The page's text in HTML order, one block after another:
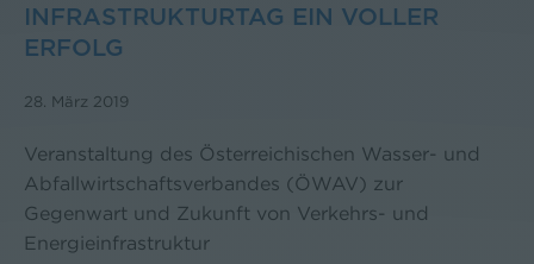
INFRASTRUKTURTAG EIN VOLLER
ERFOLG
28. März 2019
Veranstaltung des Österreichischen Wasser- und
Abfallwirtschaftsverbandes (ÖWAV) zur
Gegenwart und Zukunft von Verkehrs- und
Energieinfrastruktur